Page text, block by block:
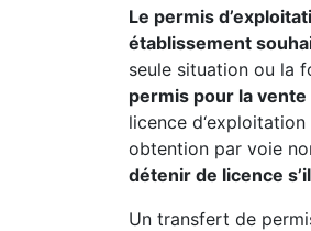
Le permis
établissement
seule situation ou la
permis pour la vente
licence
obtention par voie
détenir de licence
Un transfert de